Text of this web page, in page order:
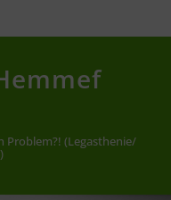
Problem?! (Legasthenie/